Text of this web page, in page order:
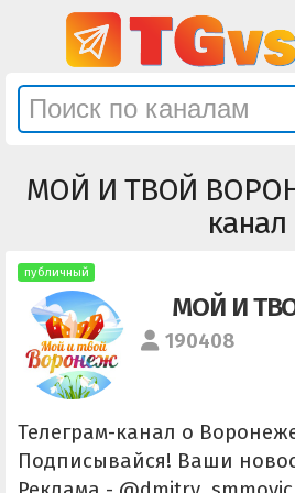
МОЙ И ТВОЙ
канал
публичный
МОЙ И
190408
Телеграм-канал о
Подписывайся! Ваши